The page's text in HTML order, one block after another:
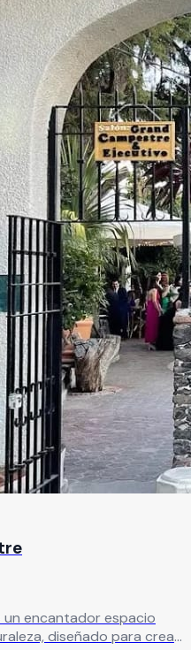
un encantador espacio
diseñado para crear